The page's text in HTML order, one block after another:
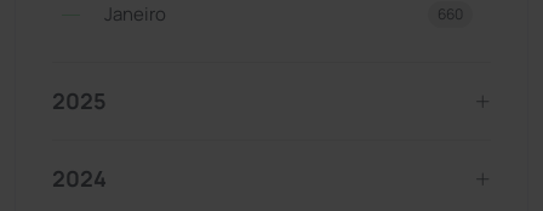
Janeiro 660
2025
2024